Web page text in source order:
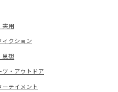
実用
ィクション
思想
ツ・アウトドア
ーテイメント